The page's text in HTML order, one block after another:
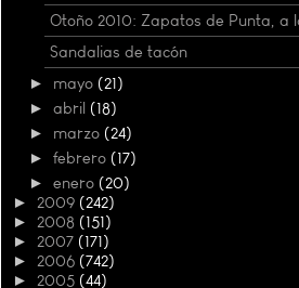
Otoño 2010: Zapatos de Punta, a
Sandalias de tacón
► mayo (21)
► abril (18)
► marzo (24)
► febrero (17)
► enero (20)
► 2009 (242)
► 2008 (151)
► 2007 (171)
► 2006 (742)
► 2005 (44)